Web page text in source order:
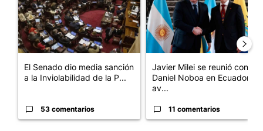
El Senado dio media sanción
a la Inviolabilidad de la P...
53 comentarios
Javier Milei se reunió con
Daniel Noboa en Ecuador y
av...
11 comentarios